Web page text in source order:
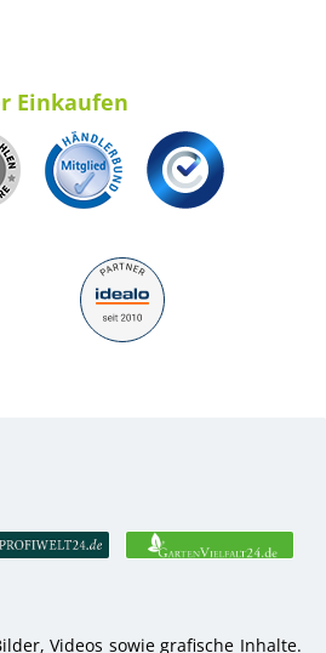
Einkaufen
Videos sowie grafische Inhalte.